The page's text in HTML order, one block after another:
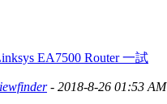
EA7500 Router 一試
- 2018-8-26 01:53 AM